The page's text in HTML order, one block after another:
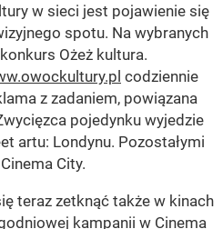
w sieci jest pojawienie się
spotu. Na wybranych
Ożeż kultura.
codziennie
z zadaniem, powiązana
pojedynku wyjedzie
artu: Londynu. Pozostałymi
City.
teraz zetknąć także w kinach
kampanii w Cinema